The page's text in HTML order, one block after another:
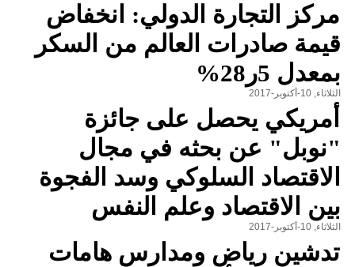
مركز التجارة الدولي: انخفاض
قيمة صادرات العالم من السكر
بمعدل 5ر28%
الثلاثاء, 10-أكتوبر-2017
أمريكي يحصل على جائزة
"نوبل" عن بحثه في مجال
الاقتصاد السلوكي وسد الفجوة
بين الاقتصاد وعلم النفس
الثلاثاء, 10-أكتوبر-2017
تدشين رياض ومدارس هامات